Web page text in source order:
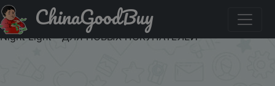
Купити по знижці NEWGB2018611RU2 Yeelight USB
Powered Photosensitive and Infrared Human Sensor Small
Night Light - ДЛЯ НОВЫХ ПОКУПАТЕЛЕЙ
ChinaGoodBuy